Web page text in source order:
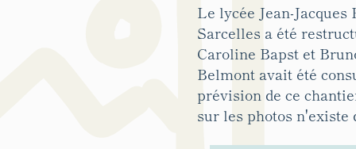
Le lycée Jean-Jacques
Sarcelles a été
Caroline Bapst et
Belmont avait été
prévision de ce
sur les photos n'existe